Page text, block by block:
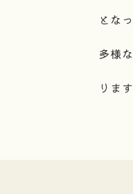
とな
多様
ります